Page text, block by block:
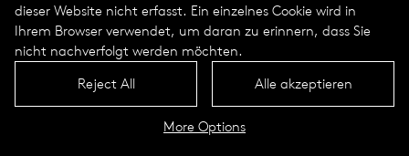
dieser Website nicht erfasst. Ein einzelnes Cookie wird in
Ihrem Browser verwendet, um daran zu erinnern, dass Sie
nicht nachverfolgt werden möchten.
Reject All
Alle akzeptieren
More Options